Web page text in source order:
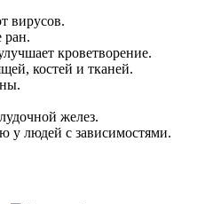
вирусов.
ран.
кроветворение.
костей и тканей.
желез.
у людей с зависимостями.